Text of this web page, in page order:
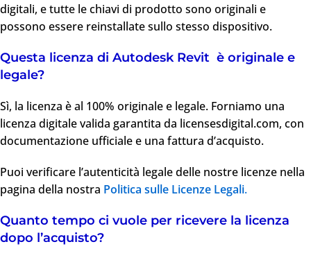
digitali, e tutte le chiavi di prodotto sono originali e
possono essere reinstallate sullo stesso dispositivo.
Questa licenza di Autodesk Revit è originale e
legale?
Sì, la licenza è al 100% originale e legale. Forniamo una
licenza digitale valida garantita da licensesdigital.com, con
documentazione ufficiale e una fattura d’acquisto.
Puoi verificare l’autenticità legale delle nostre licenze nella
pagina della nostra Politica sulle Licenze Legali.
Quanto tempo ci vuole per ricevere la licenza
dopo l’acquisto?
Download immediato • Licenze originali • Pagamento sicuro